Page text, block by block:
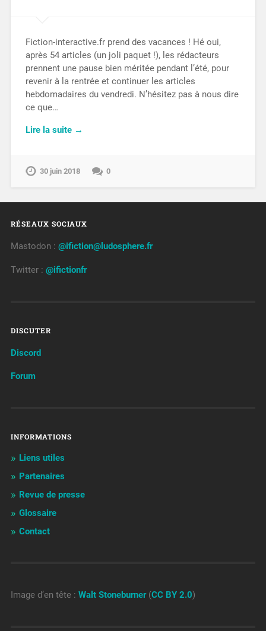
Fiction-interactive.fr prend des vacances ! Hé oui,
après 54 articles (un joli paquet !), les rédacteurs
prennent une pause bien méritée pendant l’été, pour
revenir à la rentrée et continuer les articles
hebdomadaires du vendredi. N’hésitez pas à nous dire
ce que…
Lire la suite →
30 juin 2018 0
RÉSEAUX SOCIAUX
Mastodon : @ifiction@ludosphere.fr
Twitter : @ifictionfr
DISCUTER
Discord
Forum
INFORMATIONS
Liens utiles
Partenaires
Revue de presse
Glossaire
Contact
Image d’en tête : Walt Stoneburner(CC BY 2.0)